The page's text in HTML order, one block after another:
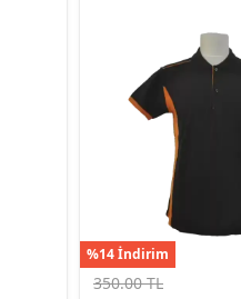
%14 İndirim
350.00 TL